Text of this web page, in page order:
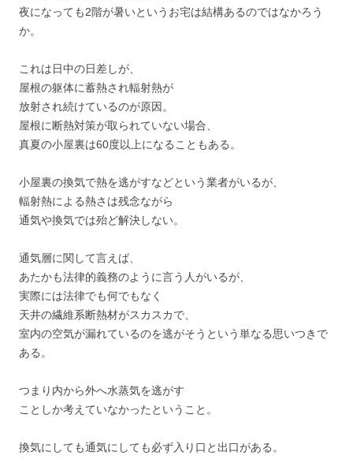
夜になっても2階が暑いというお宅は結構あるのではなかろう
か。
これは日中の日差しが、
屋根の躯体に蓄熱され輻射熱が
放射され続けているのが原因。
屋根に断熱対策が取られていない場合、
真夏の小屋裏は60度以上になることもある。
小屋裏の換気で熱を逃がすなどという業者がいるが、
輻射熱による熱さは残念ながら
通気や換気では殆ど解決しない。
通気層に関して言えば、
あたかも法律的義務のように言う人がいるが、
実際には法律でも何でもなく
天井の繊維系断熱材がスカスカで、
室内の空気が漏れているのを逃がそうという単なる思いつきで
ある。
つまり内から外へ水蒸気を逃がす
ことしか考えていなかったということ。
換気にしても通気にしても必ず入り口と出口がある。